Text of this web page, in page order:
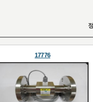
17776